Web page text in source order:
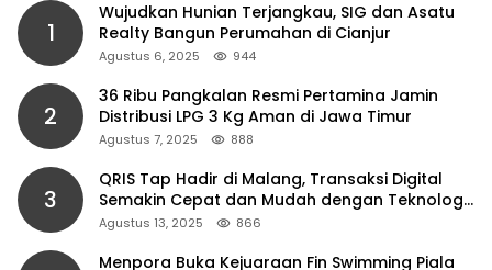
1
Wujudkan Hunian Terjangkau, SIG dan Asatu
Realty Bangun Perumahan di Cianjur
Agustus 6, 2025 944
2
36 Ribu Pangkalan Resmi Pertamina Jamin
Distribusi LPG 3 Kg Aman di Jawa Timur
Agustus 7, 2025 888
3
QRIS Tap Hadir di Malang, Transaksi Digital
Semakin Cepat dan Mudah dengan Teknologi
NFC
Agustus 13, 2025 866
Menpora Buka Kejuaraan Fin Swimming Piala